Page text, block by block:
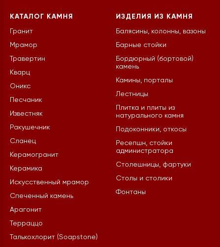
КАТАЛОГ КАМНЯ
Гранит
Мрамор
Травертин
Кварц
Оникс
Песчаник
Известняк
Ракушечник
Сланец
Керамогранит
Керамика
Искусственный мрамор
Спеченный камень
Арагонит
Терраццо
Талькохлорит (Soapstone)
ИЗДЕЛИЯ ИЗ КАМНЯ
Балясины, колонны, вазоны
Барные стойки
Бордюрный (бортовой)
камень
Камины, порталы
Лестницы
Плитка и плиты из
натурального камня
Подоконники, откосы
Ресепшн, стойки
администратора
Столешницы, фартуки
Столы и столики
Фонтаны